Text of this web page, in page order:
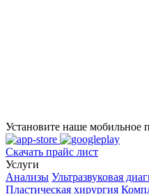
Установите наше мобильное
Скачать прайс лист
Услуги
Анализы Ультразвуковая
Пластическая хирургия